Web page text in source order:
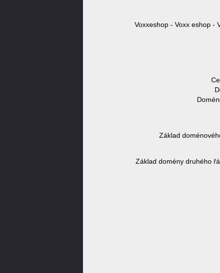
Voxxeshop - Voxx eshop -
Základ
Základ domény druhého